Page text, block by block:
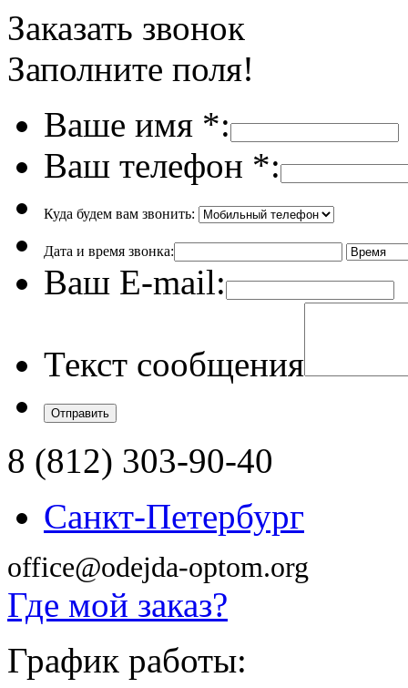
Заказать звонок
Заполните поля!
Ваше имя *:
Ваш телефон *:
Куда будем вам звонить:
Дата и время звонка:
Ваш E-mail:
Текст сообщения
8 (812) 303-90-40
Санкт-Петербург
office@odejda-optom.org
Где мой заказ?
График работы: